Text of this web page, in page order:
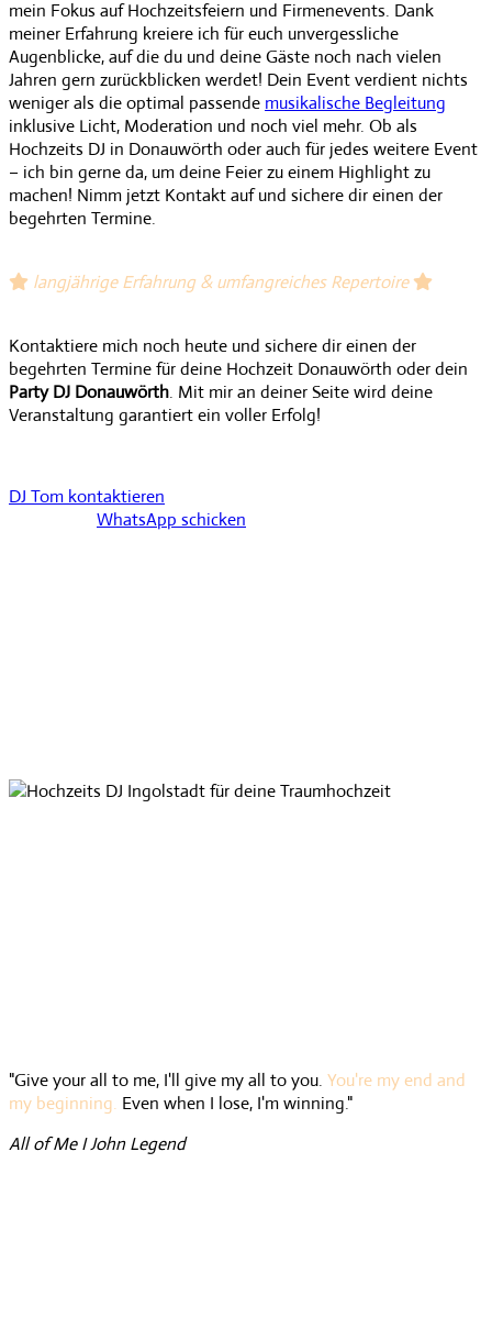
mein Fokus auf Hochzeitsfeiern und Firmenevents. Dank
meiner Erfahrung kreiere ich für euch unvergessliche
Augenblicke, auf die du und deine Gäste noch nach vielen
Jahren gern zurückblicken werdet! Dein Event verdient nichts
weniger als die optimal passende musikalische Begleitung
inklusive Licht, Moderation und noch viel mehr. Ob als
Hochzeits DJ in Donauwörth oder auch für jedes weitere Event
– ich bin gerne da, um deine Feier zu einem Highlight zu
machen! Nimm jetzt Kontakt auf und sichere dir einen der
begehrten Termine.
langjährige Erfahrung & umfangreiches Repertoire
Kontaktiere mich noch heute und sichere dir einen der
begehrten Termine für deine Hochzeit Donauwörth oder dein
Party DJ Donauwörth. Mit mir an deiner Seite wird deine
Veranstaltung garantiert ein voller Erfolg!
DJ Tom kontaktieren
WhatsApp schicken
"Give your all to me, I'll give my all to you. You're my end and
my beginning. Even when I lose, I'm winning."
All of Me I John Legend